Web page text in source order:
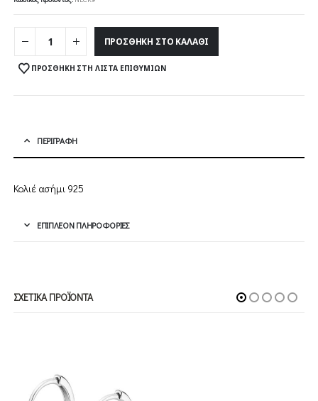
ΠΡΟΣΘΉΚΗ ΣΤΟ ΚΑΛΆΘΙ
ΠΡΟΣΘΉΚΗ ΣΤΗ ΛΊΣΤΑ ΕΠΙΘΥΜΙΏΝ
ΠΕΡΙΓΡΑΦΉ
Κολιέ ασήμι 925
ΕΠΙΠΛΈΟΝ ΠΛΗΡΟΦΟΡΊΕΣ
ΣΧΕΤΙΚΆ ΠΡΟΪΌΝΤΑ